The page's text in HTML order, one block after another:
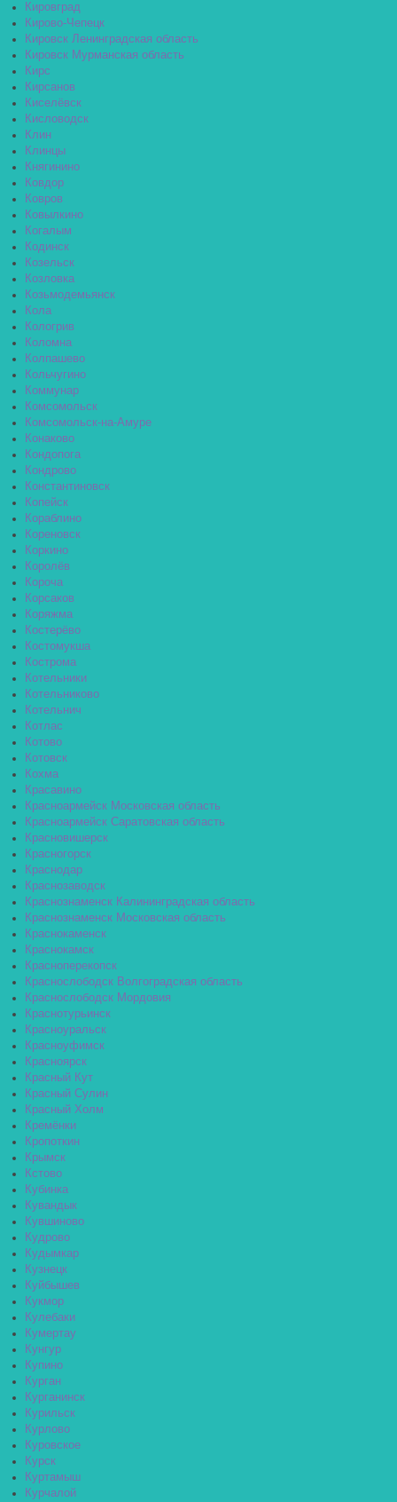
Кировград
Кирово-Чепецк
Кировск Ленинградская область
Кировск Мурманская область
Кирс
Кирсанов
Киселёвск
Кисловодск
Клин
Клинцы
Княгинино
Ковдор
Ковров
Ковылкино
Когалым
Кодинск
Козельск
Козловка
Козьмодемьянск
Кола
Кологрив
Коломна
Колпашево
Кольчугино
Коммунар
Комсомольск
Комсомольск-на-Амуре
Конаково
Кондопога
Кондрово
Константиновск
Копейск
Кораблино
Кореновск
Коркино
Королёв
Короча
Корсаков
Коряжма
Костерёво
Костомукша
Кострома
Котельники
Котельниково
Котельнич
Котлас
Котово
Котовск
Кохма
Красавино
Красноармейск Московская область
Красноармейск Саратовская область
Красновишерск
Красногорск
Краснодар
Краснозаводск
Краснознаменск Калининградская область
Краснознаменск Московская область
Краснокаменск
Краснокамск
Красноперекопск
Краснослободск Волгоградская область
Краснослободск Мордовия
Краснотурьинск
Красноуральск
Красноуфимск
Красноярск
Красный Кут
Красный Сулин
Красный Холм
Кремёнки
Кропоткин
Крымск
Кстово
Кубинка
Кувандык
Кувшиново
Кудрово
Кудымкар
Кузнецк
Куйбышев
Кукмор
Кулебаки
Кумертау
Кунгур
Купино
Курган
Курганинск
Курильск
Курлово
Куровское
Курск
Куртамыш
Курчалой